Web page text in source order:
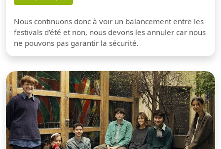
Nous continuons donc à voir un balancement entre les
festivals d'été et non, nous devons les annuler car nous
ne pouvons pas garantir la sécurité.